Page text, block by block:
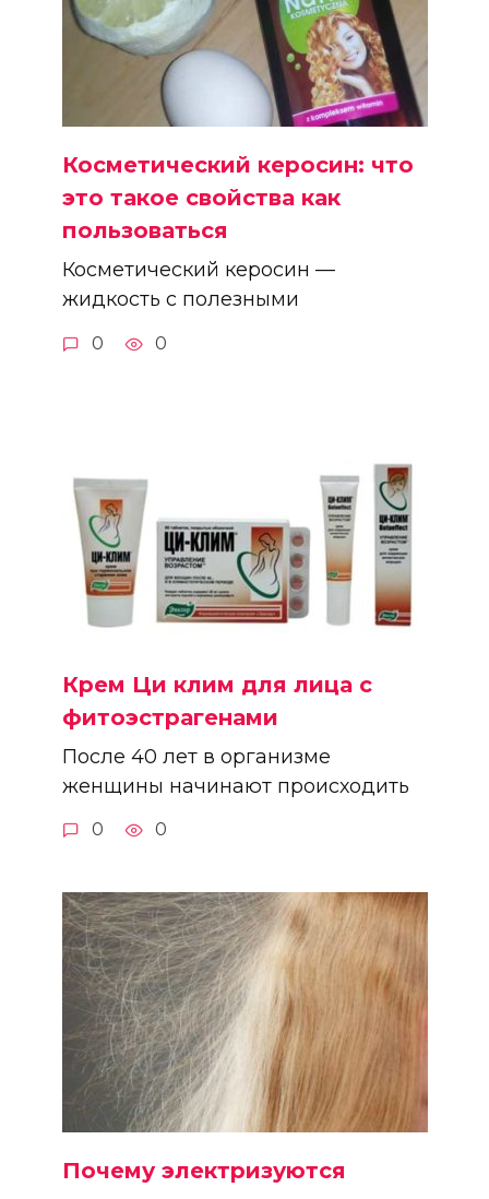
Косметический керосин: что
это такое свойства как
пользоваться
Косметический керосин —
жидкость с полезными
0 0
Крем Ци клим для лица с
фитоэстрагенами
После 40 лет в организме
женщины начинают происходить
0 0
Почему электризуются